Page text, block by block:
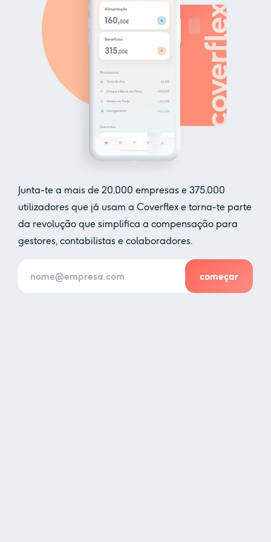
Junta-te a mais de 20.000 empresas e 375.000
utilizadores que já usam a Coverflex e torna-te parte
da revolução que simplifica a compensação para
gestores, contabilistas e colaboradores.